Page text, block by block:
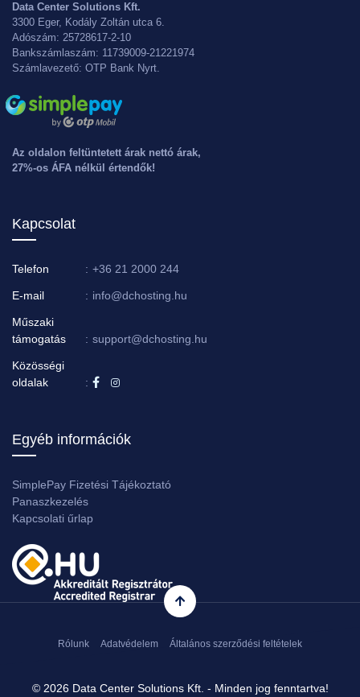
Data Center Solutions Kft.
3300 Eger, Kodály Zoltán utca 6.
Adószám: 25728617-2-10
Bankszámlaszám: 11739009-21221974
Számlavezető: OTP Bank Nyrt.
Az oldalon feltüntetett árak nettó árak,
27%-os ÁFA nélkül értendők!
Kapcsolat
Telefon : +36 21 2000 244
E-mail : info@dchosting.hu
Műszaki
támogatás
: support@dchosting.hu
Közösségi
oldalak
:
Egyéb információk
SimplePay Fizetési Tájékoztató
Panaszkezelés
Kapcsolati űrlap
© 2026 Data Center Solutions Kft. - Minden jog fenntartva!
Rólunk Adatvédelem Általános szerződési feltételek